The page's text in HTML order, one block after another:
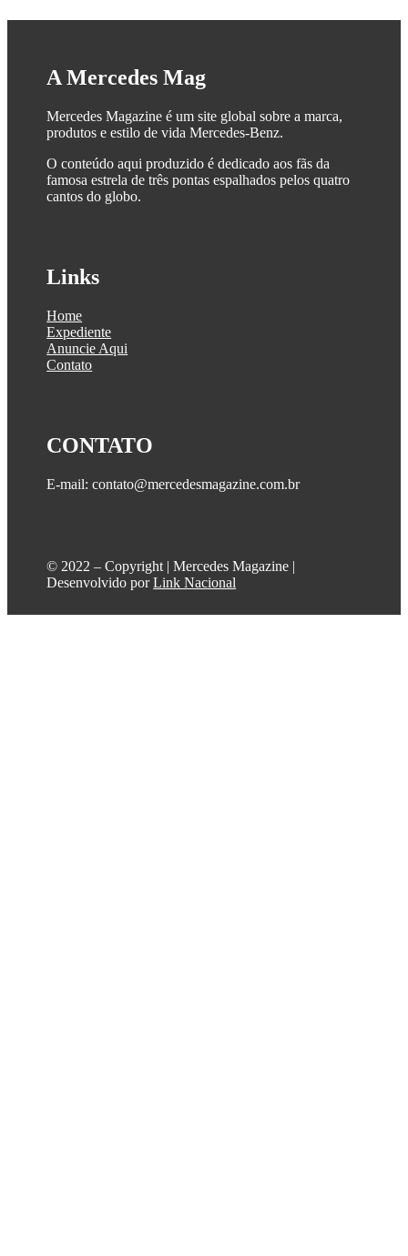
A Mercedes Mag
Mercedes Magazine é um site global sobre a marca,
produtos e estilo de vida Mercedes-Benz.
O conteúdo aqui produzido é dedicado aos fãs da
famosa estrela de três pontas espalhados pelos quatro
cantos do globo.
Links
Home
Expediente
Anuncie Aqui
Contato
CONTATO
E-mail: contato@mercedesmagazine.com.br
©️ 2022 – Copyright | Mercedes Magazine |
Desenvolvido porLink Nacional